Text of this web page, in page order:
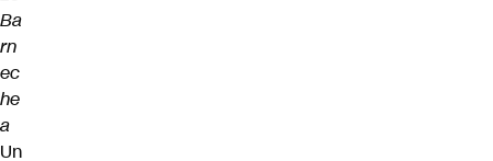
Ba
rn
ec
he
a
Un